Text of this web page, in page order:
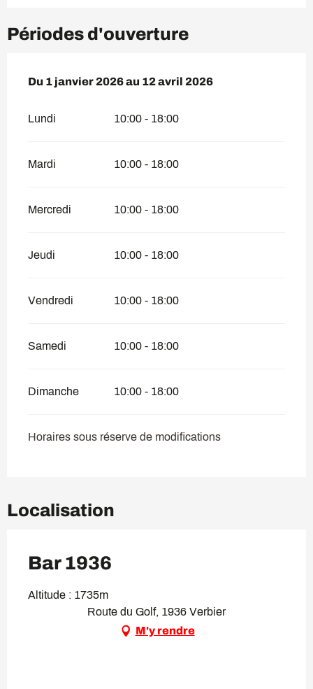
Périodes d'ouverture
Du 1 janvier 2026au 12 avril 2026
Du 1 janvier 2026au 12 avril 2026
Lundi 10:00 - 18:00
Mardi 10:00 - 18:00
Mercredi 10:00 - 18:00
Jeudi 10:00 - 18:00
Vendredi 10:00 - 18:00
Samedi 10:00 - 18:00
Dimanche 10:00 - 18:00
Horaires sous réserve de modifications
Localisation
Bar 1936
Altitude : 1735m
Route du Golf, 1936 Verbier
M'y rendre